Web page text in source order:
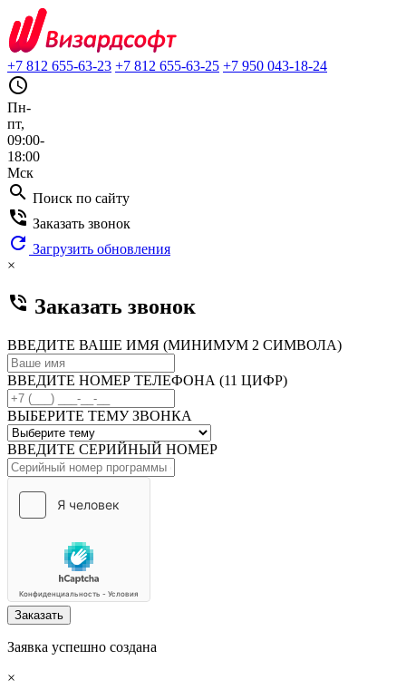
+7 812 655-63-23 +7 812 655-63-25 +7 950 043-18-24
query_builder
Пн-
пт,
09:00-
18:00
Мск
search Поиск по сайту
phone_in_talk Заказать звонок
refresh Загрузить обновления
×
phone_in_talk Заказать звонок
ВВЕДИТЕ ВАШЕ ИМЯ (МИНИМУМ 2 СИМВОЛА)
ВВЕДИТЕ НОМЕР ТЕЛЕФОНА (11 ЦИФР)
ВЫБЕРИТЕ ТЕМУ ЗВОНКА
ВВЕДИТЕ СЕРИЙНЫЙ НОМЕР
Заказать
Заявка успешно создана
×